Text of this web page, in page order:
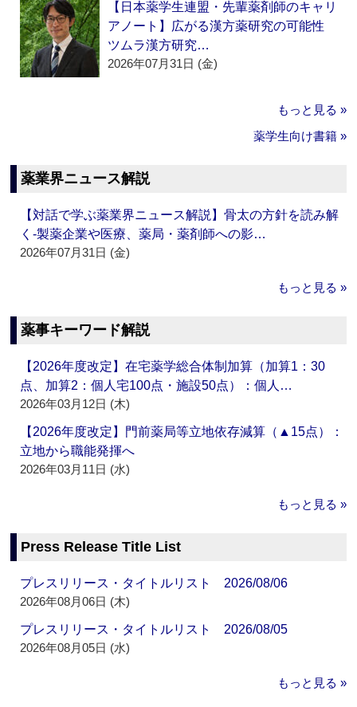
【日本薬学生連盟・先輩薬剤師のキャリ
アノート】広がる漢方薬研究の可能性
ツムラ漢方研究…
2026年07月31日 (金)
もっと見る »
薬学生向け書籍 »
薬業界ニュース解説
【対話で学ぶ薬業界ニュース解説】骨太の方針を読み解
く‐製薬企業や医療、薬局・薬剤師への影…
2026年07月31日 (金)
もっと見る »
薬事キーワード解説
【2026年度改定】在宅薬学総合体制加算（加算1：30
点、加算2：個人宅100点・施設50点）：個人…
2026年03月12日 (木)
【2026年度改定】門前薬局等立地依存減算（▲15点）：
立地から職能発揮へ
2026年03月11日 (水)
もっと見る »
Press Release Title List
プレスリリース・タイトルリスト 2026/08/06
2026年08月06日 (木)
プレスリリース・タイトルリスト 2026/08/05
2026年08月05日 (水)
もっと見る »